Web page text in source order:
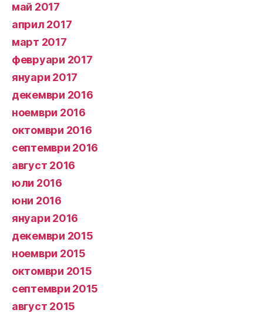
май 2017
април 2017
март 2017
февруари 2017
януари 2017
декември 2016
ноември 2016
октомври 2016
септември 2016
август 2016
юли 2016
юни 2016
януари 2016
декември 2015
ноември 2015
октомври 2015
септември 2015
август 2015